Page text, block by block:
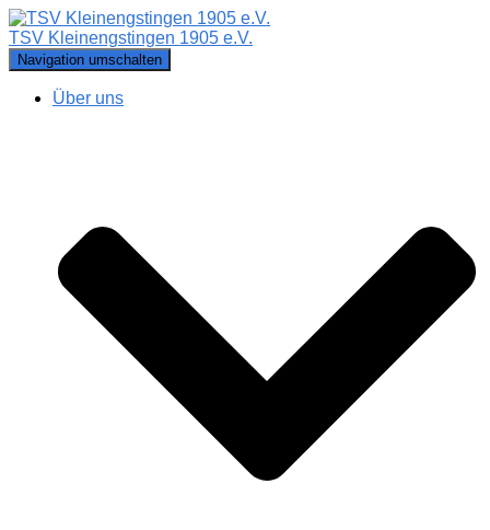
TSV Kleinengstingen 1905 e.V.
Navigation umschalten
Über uns